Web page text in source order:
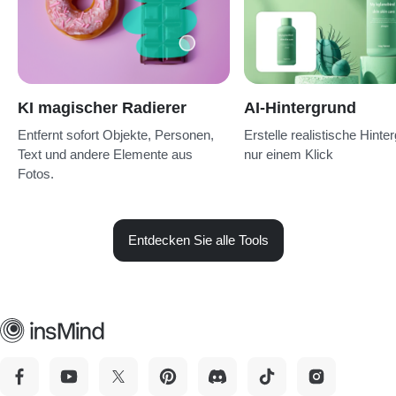
KI magischer Radierer
Entfernt sofort Objekte, Personen,
Text und andere Elemente aus
Fotos.
AI-Hintergrund
Erstelle realistische
nur einem Klick
Entdecken Sie alle Tools